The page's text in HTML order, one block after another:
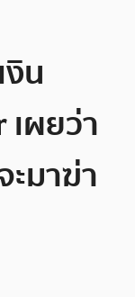
น
ผยว่า
มาฆ่า